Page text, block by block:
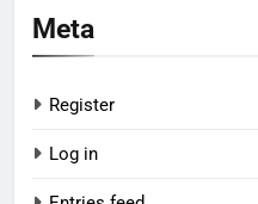
Meta
Register
Log in